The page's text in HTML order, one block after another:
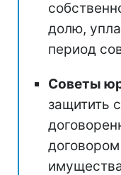
долю,
период
Советы
защитить